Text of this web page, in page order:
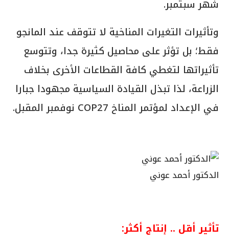
شهر سبتمبر.
وتأثيرات التغيرات المناخية لا تتوقف عند المانجو
فقط؛ بل تؤثر على محاصيل كثيرة جدا، وتتوسع
تأثيراتها لتغطي كافة القطاعات الأخرى بخلاف
الزراعة، لذا تبذل القيادة السياسية مجهودا جبارا
في الإعداد لمؤتمر المناخ COP27 نوفمبر المقبل.
الدكتور أحمد عوني
تأثير أقل .. إنتاج أكثر: